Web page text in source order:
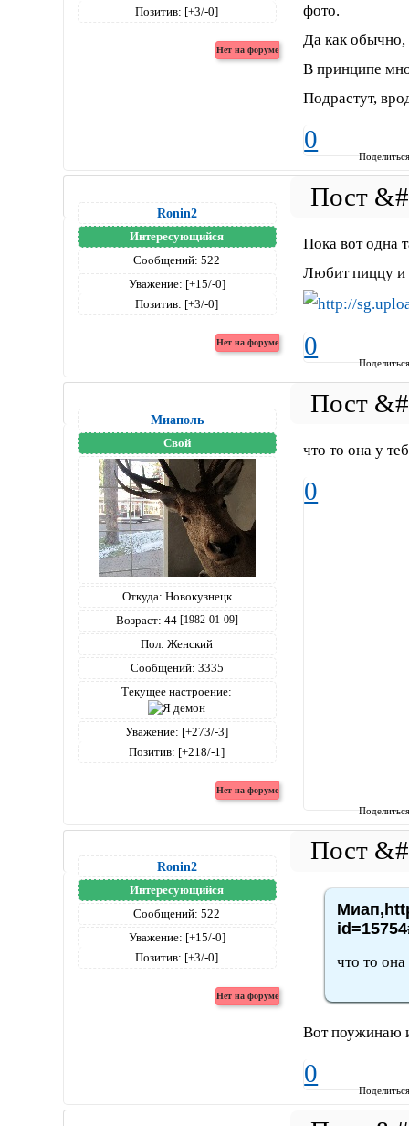
Позитив: [+3/-0]
фото.
Да как обычно,
В принципе
Подрастут,
0
Ronin2
Интересующийся
Сообщений: 522
Уважение: [+15/-0]
Позитив: [+3/-0]
Пока вот одна
Любит пиццу и
0
Миаполь
Свой
Откуда: Новокузнецк
Возраст: 44 [1982-01-09]
Пол: Женский
Сообщений: 3335
Текущее настроение:
Уважение: [+273/-3]
Позитив: [+218/-1]
что то она у
0
Ronin2
Интересующийся
Сообщений: 522
Уважение: [+15/-0]
Позитив: [+3/-0] что то
Вот поужинаю
0